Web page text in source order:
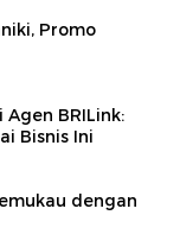
Promo
BRILink:
Bisnis Ini
dengan